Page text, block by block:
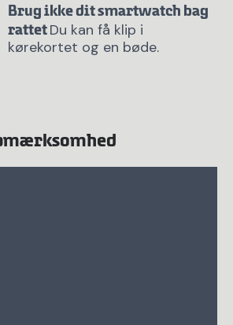
Brug ikke dit smartwatch bag
rattetDu kan få klip i
kørekortet og en bøde.